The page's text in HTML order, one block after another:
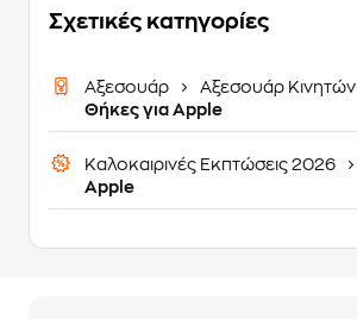
Σχετικές κατηγορίες
Αξεσουάρ Αξεσουάρ Κινητών
Θήκες για Apple
Καλοκαιρινές Εκπτώσεις 2026
Apple